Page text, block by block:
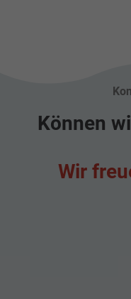
Können
Wir